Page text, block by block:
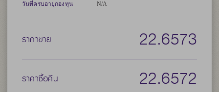
วันที่ครบอายุกองทุน N/A
ราคาขาย 22.6573
ราคาซื้อคืน 22.6572